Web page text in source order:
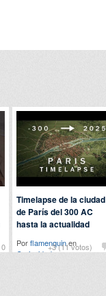
0 +3 (11 votos)
Timelapse de la ciudad
de París del 300 AC
hasta la actualidad
Porflamenquinen
Curiosidades